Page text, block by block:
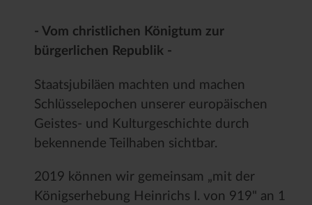
- Vom christlichen Königtum zur
bürgerlichen Republik -
Staatsjubiläen machten und machen
Schlüsselepochen unserer europäischen
Geistes- und Kulturgeschichte durch
bekennende Teilhaben sichtbar.
2019 können wir gemeinsam „mit der
Königserhebung Heinrichs I. von 919" an 1